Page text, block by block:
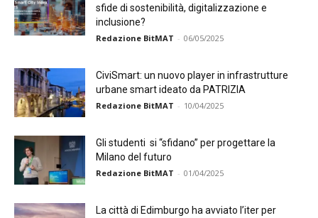
sfide di sostenibilità, digitalizzazione e
inclusione?
Redazione BitMAT - 06/05/2025
CiviSmart: un nuovo player in infrastrutture
urbane smart ideato da PATRIZIA
Redazione BitMAT - 10/04/2025
Gli studenti si “sfidano” per progettare la
Milano del futuro
Redazione BitMAT - 01/04/2025
La città di Edimburgo ha avviato l’iter per